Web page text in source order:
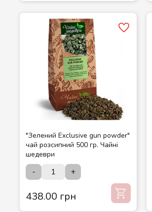
"Зелений Exclusive gun powder"
чай розсипний 500 гр. Чайні
шедеври
- +
438.00 грн